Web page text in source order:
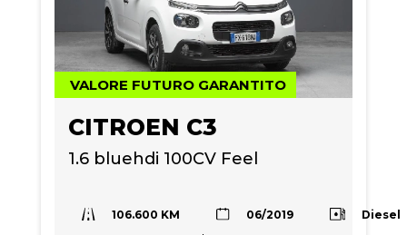
VALORE FUTURO GARANTITO
CITROEN C3
1.6 bluehdi 100CV Feel
106.600 KM 06/2019 Diesel